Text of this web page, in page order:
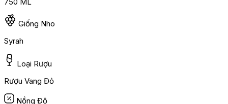
750 ML
Giống Nho
Syrah
Loại Rượu
Rượu Vang Đỏ
Nồng Độ